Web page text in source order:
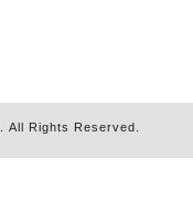
. All Rights Reserved.